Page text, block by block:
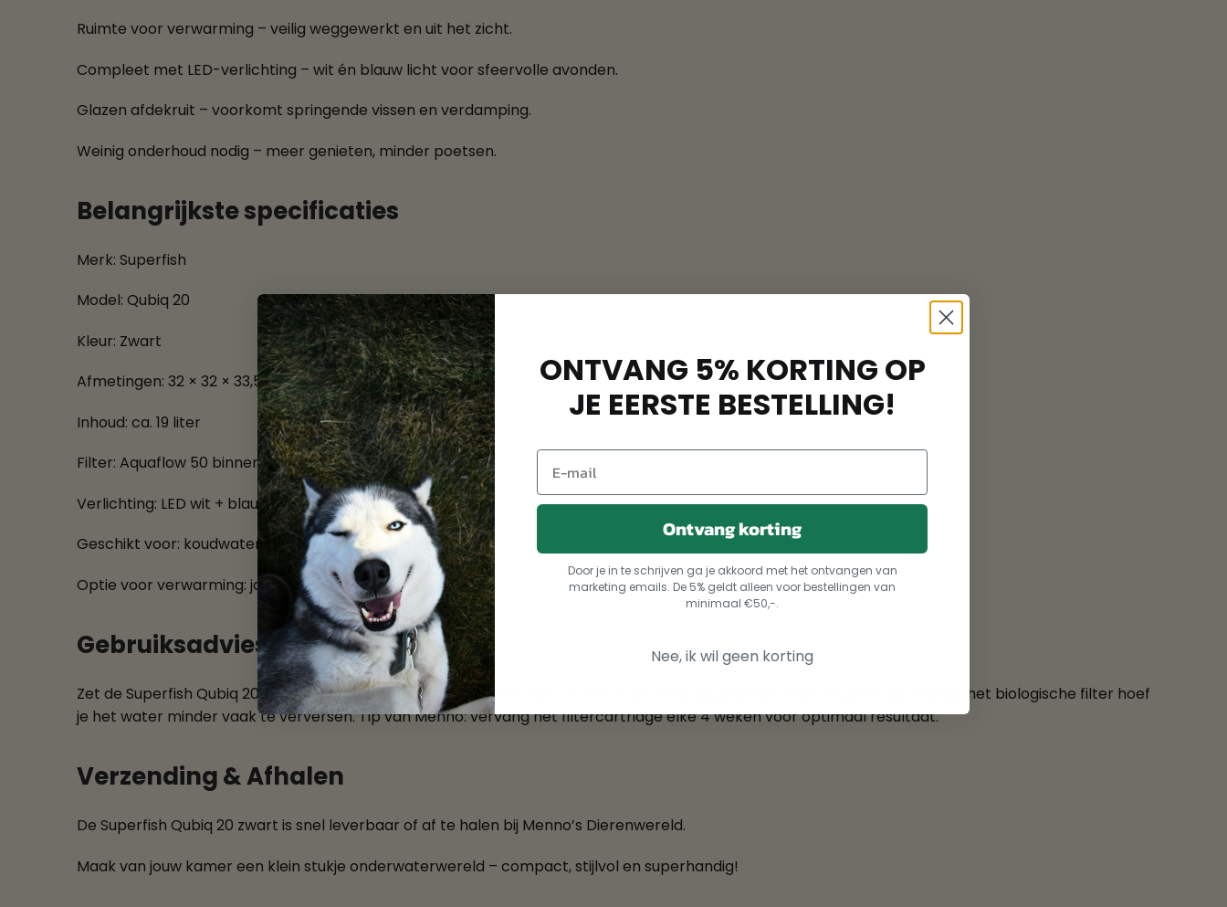
Ruimte voor verwarming – veilig weggewerkt en uit het zicht.
Compleet met LED-verlichting – wit én blauw licht voor sfeervolle avonden.
Glazen afdekruit – voorkomt springende vissen en verdamping.
Weinig onderhoud nodig – meer genieten, minder poetsen.
Belangrijkste specificaties
Merk: Superfish
Model: Qubiq 20
Kleur: Zwart
Afmetingen: 32 × 32 × 33,5 cm
Inhoud: ca. 19 liter
Filter: Aquaflow 50 binnenfilter
Verlichting: LED wit + blauw
Geschikt voor: koudwater- en tropische vissen
Optie voor verwarming: ja (niet inbegrepen)
Gebruiksadvies
Zet de Superfish Qubiq 20 op een stabiele ondergrond, vul met schoon water en voeg aquariumplanten en grind toe. Dankzij het biologische filter hoef
je het water minder vaak te verversen. Tip van Menno: vervang het filtercartridge elke 4 weken voor optimaal resultaat.
Verzending & Afhalen
De Superfish Qubiq 20 zwart is snel leverbaar of af te halen bij Menno’s Dierenwereld.
Maak van jouw kamer een klein stukje onderwaterwereld – compact, stijlvol en superhandig!
ONTVANG 5% KORTING OP
JE EERSTE BESTELLING!
Ontvang korting
Door je in te schrijven ga je akkoord met het ontvangen van
marketing emails. De 5% geldt alleen voor bestellingen van
minimaal €50,-.
Nee, ik wil geen korting